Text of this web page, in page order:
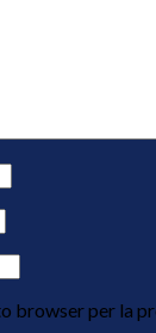
browser per la